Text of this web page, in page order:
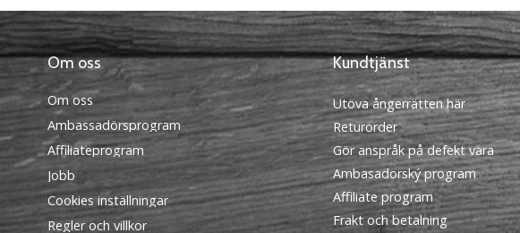
Om oss
Om oss
Ambassadörsprogram
Affiliateprogram
Jobb
Cookies inställningar
Regler och villkor
Kundtjänst
Utöva ångerrätten här
Returorder
Gör anspråk på defekt vara
Ambasadorský program
Affiliate program
Frakt och betalning